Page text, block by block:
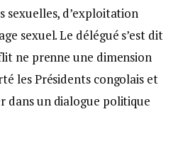
sexuelles, d’exploitation
sexuel. Le délégué s’est dit
ne prenne une dimension
les Présidents congolais et
dans un dialogue politique